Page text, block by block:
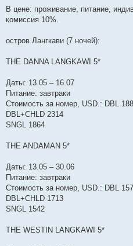
В цене: проживание, питание,
комиссия 10%.
остров Лангкави (7 ночей):
THE DANNA LANGKAWI 5*
Даты: 13.05 – 16.07
Питание: завтраки
Стоимость за номер, USD.: DBL
DBL+CHLD 2314
SNGL 1864
THE ANDAMAN 5*
Даты: 13.05 – 30.06
Питание: завтраки
Стоимость за номер, USD.: DBL
DBL+CHLD 1713
SNGL 1542
THE WESTIN LANGKAWI 5*